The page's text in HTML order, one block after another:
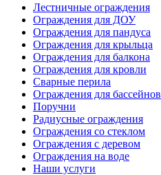
Лестничные ограждения
Ограждения для ДОУ
Ограждения для пандуса
Ограждения для крыльца
Ограждения для балкона
Ограждения для кровли
Сварные перила
Ограждения для бассейнов
Поручни
Радиусные ограждения
Ограждения со стеклом
Ограждения с деревом
Ограждения на воде
Наши услуги